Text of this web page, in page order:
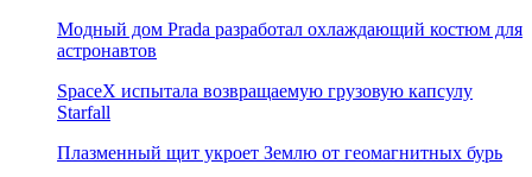
Модный дом Prada разработал охлаждающий костюм для
астронавтов
SpaceX испытала возвращаемую грузовую капсулу
Starfall
Плазменный щит укроет Землю от геомагнитных бурь